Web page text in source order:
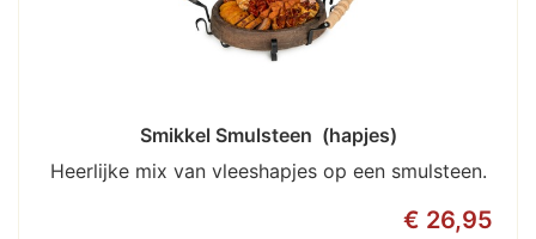
Smikkel Smulsteen  (hapjes)
Heerlijke mix van vleeshapjes op een smulsteen.
€ 26,95